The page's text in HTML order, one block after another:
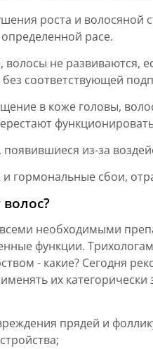
роста и волосяной
расе.
волосы не развиваются,
соответствующей
в коже головы,
из-за
гормональные сбои,
необходимыми
функции.
- какие? Сегодня
их
прядей и